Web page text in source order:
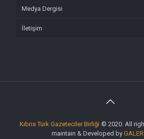
Medya Dergisi
İletişim
Kıbrıs Türk Gazeteciler Birliği © 2020. All
maintain & Developed by